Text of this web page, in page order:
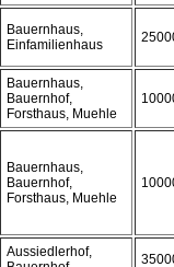
Bauernhaus,
Einfamilienhaus
Bauernhaus,
Bauernhof,
Forsthaus, Muehle
Bauernhaus,
Bauernhof,
Forsthaus, Muehle
Aussiedlerhof,